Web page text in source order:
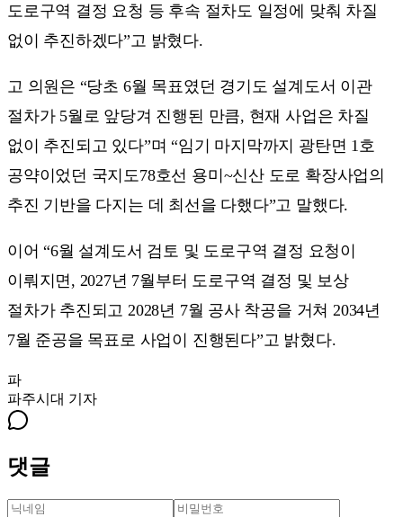
도로구역 결정 요청 등 후속 절차도 일정에 맞춰 차질
없이 추진하겠다”고 밝혔다.
고 의원은 “당초 6월 목표였던 경기도 설계도서 이관
절차가 5월로 앞당겨 진행된 만큼, 현재 사업은 차질
없이 추진되고 있다”며 “임기 마지막까지 광탄면 1호
공약이었던 국지도78호선 용미~신산 도로 확장사업의
추진 기반을 다지는 데 최선을 다했다”고 말했다.
이어 “6월 설계도서 검토 및 도로구역 결정 요청이
이뤄지면, 2027년 7월부터 도로구역 결정 및 보상
절차가 추진되고 2028년 7월 공사 착공을 거쳐 2034년
7월 준공을 목표로 사업이 진행된다”고 밝혔다.
파
파주시대 기자
댓글